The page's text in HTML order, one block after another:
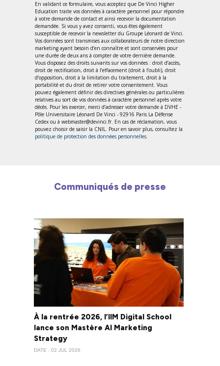
En validant ce formulaire, vous acceptez que De Vinci Higher
Education traite vos données à caractère personnel pour répondre
à votre demande de contact et ainsi recevoir la documentation
demandée. Si vous y avez consenti, vous êtes également
susceptible de recevoir la newsletter du Groupe Léonard de Vinci.
Vos données sont transmises aux collaborateurs de notre direction
marketing ayant besoin d’en connaître et sont conservées pour
une durée de deux ans à compter de votre dernière demande.
Vous disposez des droits suivants sur vos données : droit d’accès,
droit de rectification, droit à l’effacement (droit à l’oubli), droit
d’opposition, droit à la limitation du traitement, droit à la
portabilité et du droit de retirer votre consentement. Vous
pouvez également définir des directives générales ou particulières
relatives au sort de vos données à caractère personnel après votre
décès. Pour les exercer, merci d’adresser votre demande à DVHE -
Pôle Universitaire Léonard De Vinci - 92916 Paris La Défense
Cedex ou à webmaster@devinci.fr. En cas de réclamation, vous
pouvez choisir de saisir la CNIL. Pour en savoir plus, consultez la
politique de protection des données personnelles.
Communiqués de presse
À la rentrée 2026, l’IIM Digital School
lance son Mastère AI Marketing
Strategy
DATE : 02 JUL 2026